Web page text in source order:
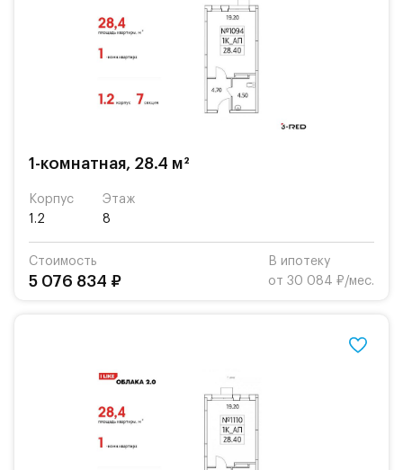
1-комнатная, 28.4 м²
Корпус
1.2
Этаж
8
Стоимость
5 076 834 ₽
В ипотеку
от 30 084 ₽/мес.